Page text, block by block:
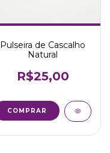
Pulseira de Cascalho
Natural
R$25,00
COMPRAR